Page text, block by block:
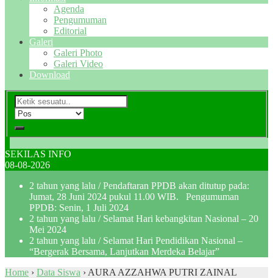
Agenda
Pengumuman
Editorial
Galeri
Galeri Photo
Galeri Video
Download
SEKILAS INFO
08-08-2026
2 tahun yang lalu / Pendaftaran PPDB akan ditutup pada:
Jumat, 28 Juni 2024 pukul 11.00 WIB. Pengumuman
PPDB: Senin, 1 Juli 2024
2 tahun yang lalu / Selamat Hari kebangkitan Nasional – 20
Mei 2024
2 tahun yang lalu / Selamat Hari Pendidikan Nasional –
“Bergerak Bersama, Lanjutkan Merdeka Belajar”
Home › Data Siswa › AURA AZZAHWA PUTRI ZAINAL